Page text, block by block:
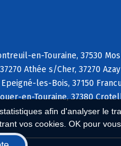
afin d'analyser le
vos cookies. OK pour
en-Touraine, 37530
Athée s/Cher, 37270
les-Bois, 37150
en-Touraine, 37380